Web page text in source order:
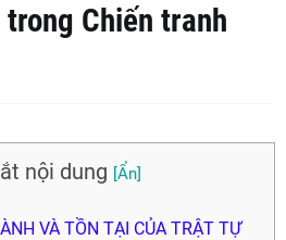
Chiến tranh
nội dung
VÀ TỒN TẠI CỦA TRẬT TỰ